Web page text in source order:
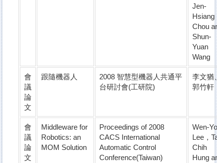
Jen-
Hsiang
Chou
Shun-
Yuan
Wang
會
議
論
文
跟隨機器人
2008 智慧型機器人共通平
台研討會(工研院)
李文猶
郭竹軒
會
議
論
文
Middleware for
Robotics: an
MOM Solution
Proceedings of 2008
CACS International
Automatic Control
Conference(Taiwan)
Wen-Yo
Lee，
Chih
Hung